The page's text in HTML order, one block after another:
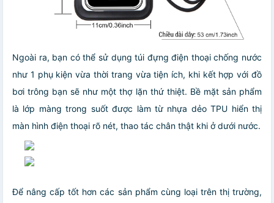
Ngoài ra, bạn có thể sử dụng túi đựng điện thoại chống nước
như 1 phụ kiện vừa thời trang vừa tiện ích, khi kết hợp với đồ
bơi trông bạn sẽ như một thợ lặn thứ thiệt. Bề mặt sản phẩm
là lớp màng trong suốt được làm từ nhựa dẻo TPU hiển thị
màn hình điện thoại rõ nét, thao tác chân thật khi ở dưới nước.
Để nâng cấp tốt hơn các sản phẩm cùng loại trên thị trường,